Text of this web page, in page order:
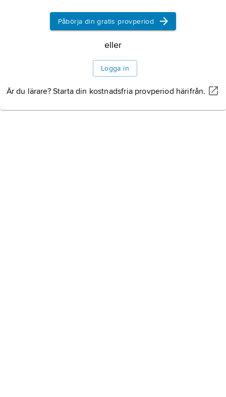
Påbörja din gratis provperiod
eller
Logga in
Är du lärare? Starta din kostnadsfria provperiod härifrån.